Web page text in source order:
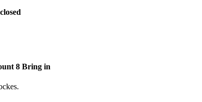
8 Bring in